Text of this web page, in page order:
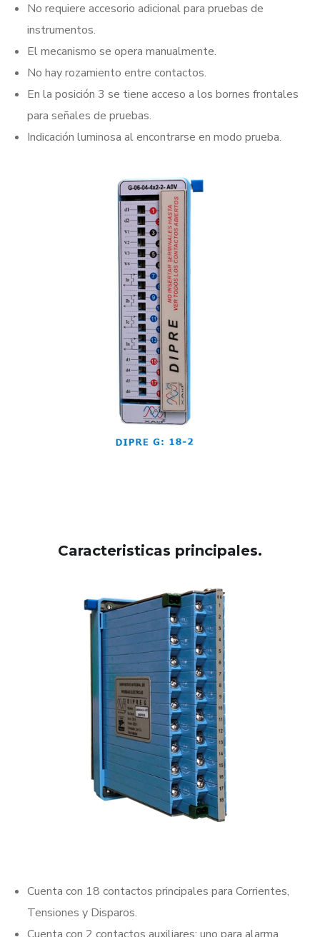
No requiere accesorio adicional para pruebas de
instrumentos.
El mecanismo se opera manualmente.
No hay rozamiento entre contactos.
En la posición 3 se tiene acceso a los bornes frontales
para señales de pruebas.
Indicación luminosa al encontrarse en modo prueba.
Caracteristicas principales.
Cuenta con 18 contactos principales para Corrientes,
Tensiones y Disparos.